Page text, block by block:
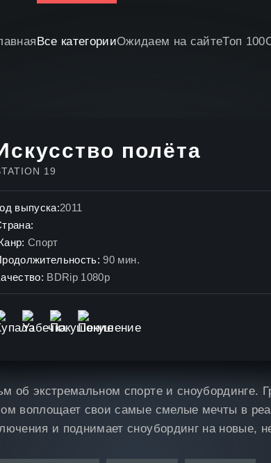
Все категорииОжидаем на сайтеТоп 100
полёта
19
выпуска:2011
Спорт
90 мин.
BDRip 1080p
об экстремальном спорте и сноубординге.
воплощает свои самые смелые мечты в
и поднимает сноубординг на новые,